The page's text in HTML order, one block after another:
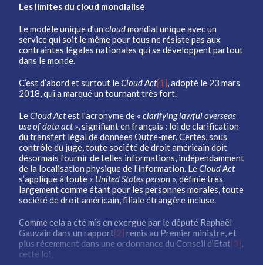
Les limites du cloud mondialisé
Le modèle unique d’un cloudmondial unique avec un
service qui soit le même pour tous ne résiste pas aux
contraintes légales nationales qui se développent partout
dans le monde.
C’est d’abord et surtout leCloud Act[1], adopté le 23 mars
2018, qui a marqué un tournant très fort.
LeCloud Actest l’acronyme de « clarifying lawful overseas
use of data act», signifiant en français : loi de clarification
du transfert légal de données Outre-mer. Certes, sous
contrôle du juge, toute société de droit américain doit
désormais fournir de telles informations, indépendamment
de la localisation physique de l’information. LeCloud Act
s’applique à toute « United States person », définie très
largement comme étant pour les personnes morales, toute
société de droit américain, filiale étrangère incluse.
Comme cela a été mis en exergue par le député Raphaël
Gauvain dans un rapport[2] remis au Premier ministre, et
plus récemment dans une ordonnance du Conseil d’Etat[3],
cette loi,